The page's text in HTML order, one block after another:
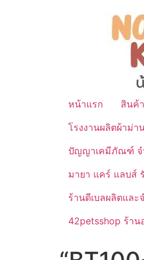
หน้าแรก สินค้
โรงงานผลิตผ้าม่
ปัญญาเคมีภัณฑ์ จำ
มายา แคร์ แลบส์
ร้านดีเบลผลิตแล
42petsshop ร้า